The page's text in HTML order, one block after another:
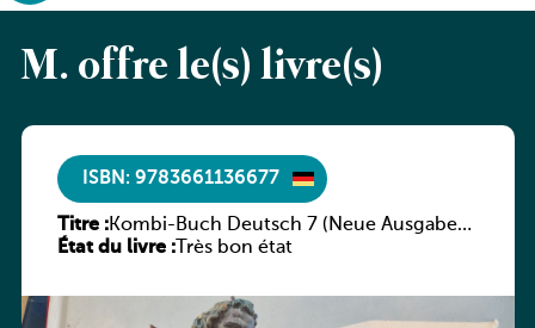
M. offre le(s) livre(s)
ISBN: 9783661136677
Titre :Kombi-Buch Deutsch 7 (Neue Ausgabe
Luxemburg)
État du livre :Très bon état